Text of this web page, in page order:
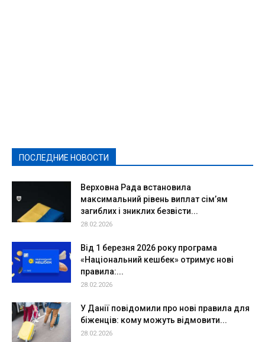
ПОСЛЕДНИЕ НОВОСТИ
Верховна Рада встановила
максимальний рівень виплат сім’ям
загиблих і зниклих безвісти...
28.02.2026
Від 1 березня 2026 року програма
«Національний кешбек» отримує нові
правила:...
28.02.2026
У Данії повідомили про нові правила для
біженців: кому можуть відмовити...
28.02.2026